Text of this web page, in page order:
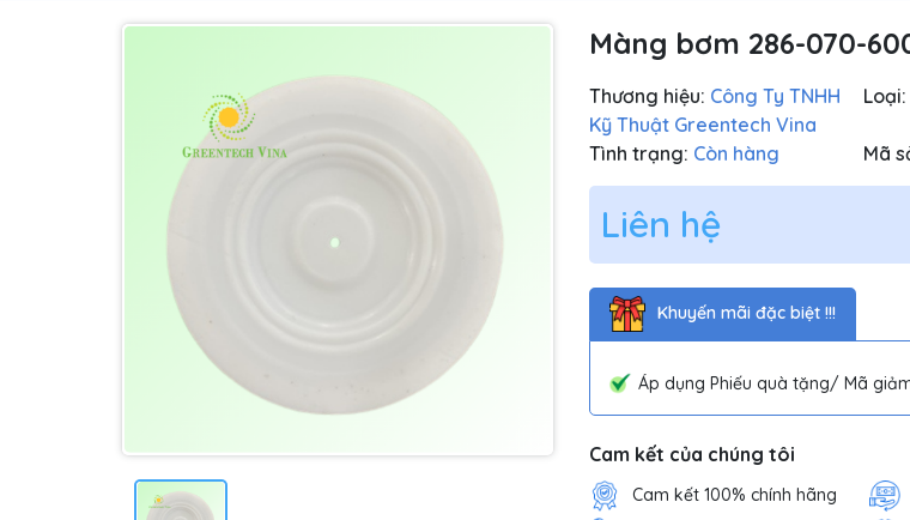
Màng bơm 286-070-
Thương hiệu: Công Ty TNHH
Kỹ Thuật Greentech Vina
Loại:
Tình trạng: Còn hàng Mã
Liên hệ
Khuyến mãi đặc biệt !!!
Áp dụng Phiếu quà tặng/ Mã
Cam kết của chúng tôi
Cam kết 100% chính hãng